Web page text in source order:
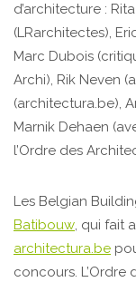
d’architecture :
(LRarchitectes),
Marc Dubois
Archi), Rik Neven
(architectura.be),
Marnik Dehaen
l’Ordre des
Les Belgian
Batibouw, qui fait
architectura.be
concours.